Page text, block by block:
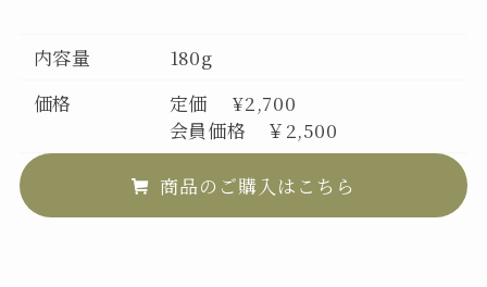
内容量
180g
価格
定価 ¥2,700
会員価格 ￥2,500
商品のご購入はこちら